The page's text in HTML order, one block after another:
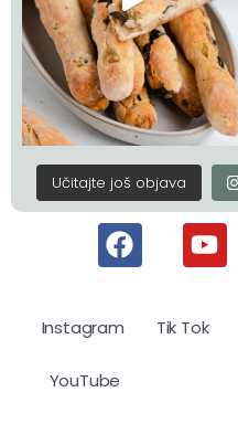
Učitajte još objava
Instagram Tik Tok
YouTube